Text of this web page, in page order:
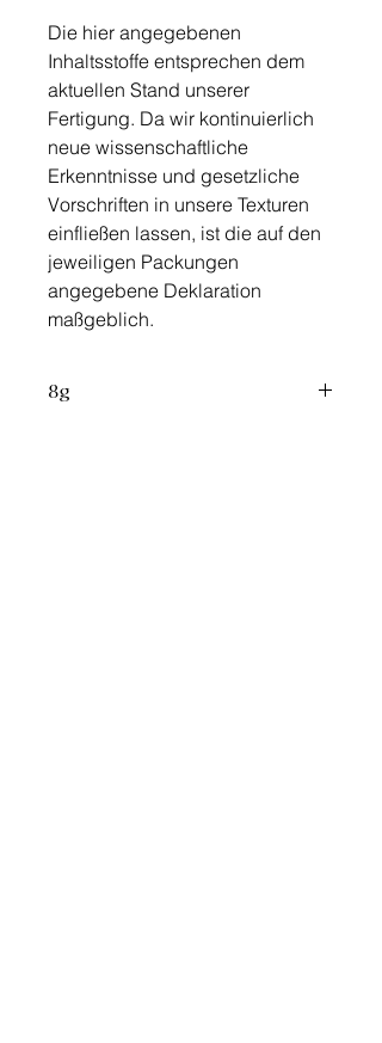
Die hier angegebenen
Inhaltsstoffe entsprechen dem
aktuellen Stand unserer
Fertigung. Da wir kontinuierlich
neue wissenschaftliche
Erkenntnisse und gesetzliche
Vorschriften in unsere Texturen
einfließen lassen, ist die auf den
jeweiligen Packungen
angegebene Deklaration
maßgeblich.
8g